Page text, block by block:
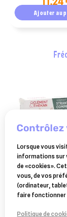
Ajouter au
CLEMENT THEKAN
strantel
4 comprimés
Lorsque vous
informations sur
de «cookies».
vous, de vos
(ordinateur,
faire fonctionner
Politique de